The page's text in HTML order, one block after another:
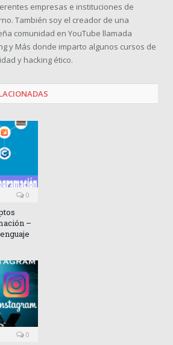
empresas e instituciones de
También soy el creador de una
comunidad en YouTube llamada
y Más donde imparto algunos cursos de
y hacking ético.
0
–
0